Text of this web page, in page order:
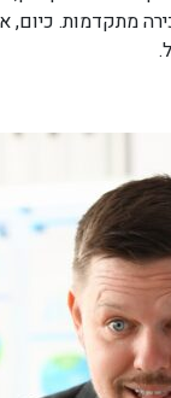
מתקדמות.
קינץ תתיח
ננבי, צמוקו